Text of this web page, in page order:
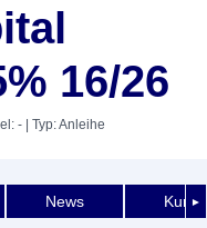
16/26
- | Typ: Anleihe
►
News